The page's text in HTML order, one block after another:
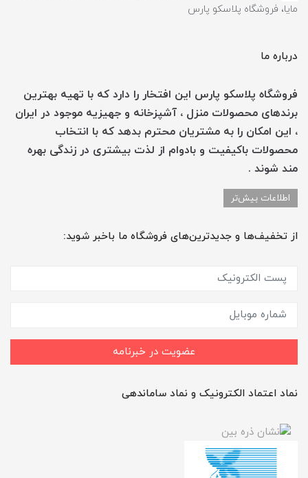
مایا، فروشگاه پلاسکو پارس
درباره ما
فروشگاه پلاسکو پارس این افتخار را دارد که با تهیه بهترین
برندهای محصولات منزل ، آشپزخانه و جهیزیه موجود در ایران
، این امکان را به مشتریان محترم بدهد که با انتخاب
محصولات باکیفیت و بادوام از لذت بیشتری در زندگی بهره
مند شوند .
اطلاعات بیش‌تر
از تخفیف‌ها و جدیدترین‌های فروشگاه ما باخبر شوید:
عضویت در خبرنامه
نماد اعتماد الکترونیک و نماد ساماندهی